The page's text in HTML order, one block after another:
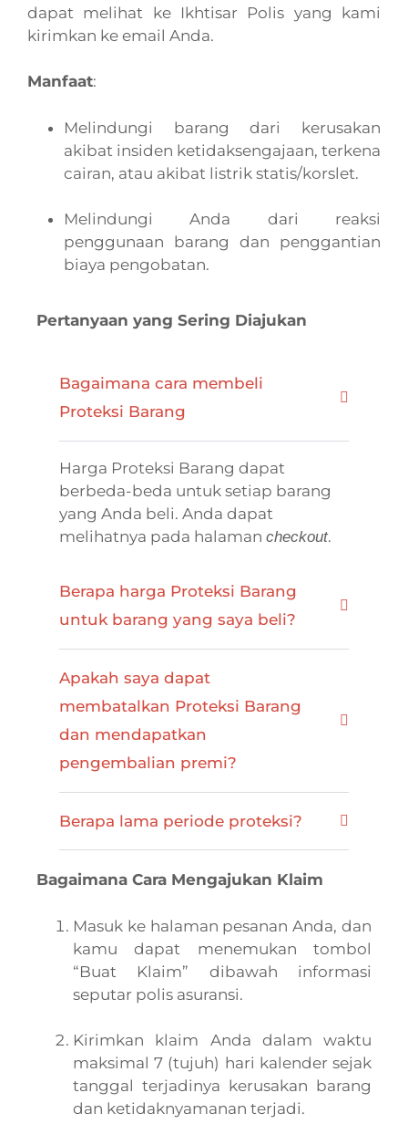
dapat melihat ke Ikhtisar Polis yang kami
kirimkan ke email Anda.
Manfaat:
Melindungi barang dari kerusakan
akibat insiden ketidaksengajaan, terkena
cairan, atau akibat listrik statis/korslet.
Melindungi Anda dari reaksi
penggunaan barang dan penggantian
biaya pengobatan.
Pertanyaan yang Sering Diajukan
Bagaimana cara membeli
Proteksi Barang
Harga Proteksi Barang dapat
berbeda-beda untuk setiap barang
yang Anda beli. Anda dapat
melihatnya pada halaman checkout.
Berapa harga Proteksi Barang
untuk barang yang saya beli?
Apakah saya dapat
membatalkan Proteksi Barang
dan mendapatkan
pengembalian premi?
Berapa lama periode proteksi?
Bagaimana Cara Mengajukan Klaim
Masuk ke halaman pesanan Anda, dan
kamu dapat menemukan tombol
“Buat Klaim” dibawah informasi
seputar polis asuransi.
Kirimkan klaim Anda dalam waktu
maksimal 7 (tujuh) hari kalender sejak
tanggal terjadinya kerusakan barang
dan ketidaknyamanan terjadi.